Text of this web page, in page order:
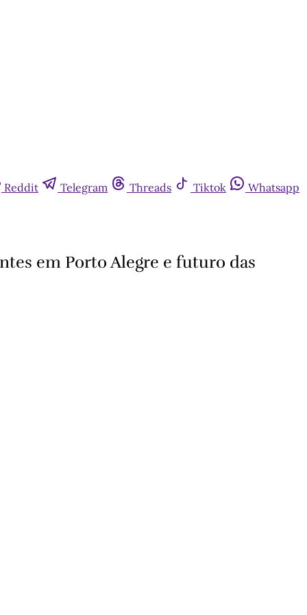
Reddit Telegram Threads Tiktok Whatsapp
em Porto Alegre e futuro das